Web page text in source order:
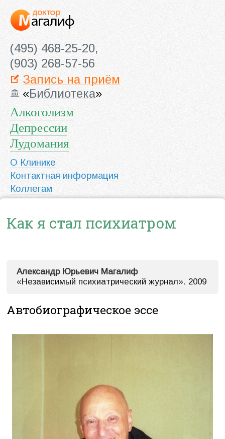
(495) 468-25-20,
(903) 268-57-56
Запись на приём
«Библиотека»
Алкоголизм
Депрессии
Лудомания
О Клинике
Контактная информация
Коллегам
Как я стал психиатром
Александр Юрьевич Магалиф
«Независимый психиатрический журнал». 2009
Автобиографическое эссе